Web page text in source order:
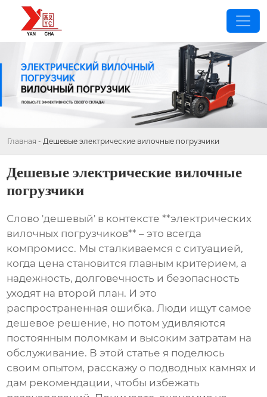
Главная - Дешевые электрические вилочные погрузчики
Дешевые электрические вилочные
погрузчики
Слово 'дешевый' в контексте **электрических
вилочных погрузчиков** – это всегда
компромисс. Мы сталкиваемся с ситуацией,
когда цена становится главным критерием, а
надежность, долговечность и безопасность
уходят на второй план. И это
распространенная ошибка. Люди ищут самое
дешевое решение, но потом удивляются
постоянным поломкам и высоким затратам на
обслуживание. В этой статье я поделюсь
своим опытом, расскажу о подводных камнях и
дам рекомендации, чтобы избежать